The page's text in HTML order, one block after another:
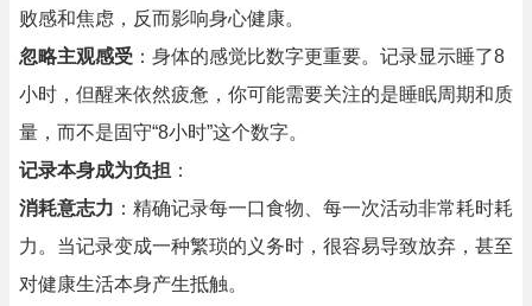
败感和焦虑，反而影响身心健康。
忽略主观感受 ：身体的感觉比数字更重要。记录显示睡了8
小时，但醒来依然疲惫，你可能需要关注的是睡眠周期和质
量，而不是固守“8小时”这个数字。
记录本身成为负担 ：
消耗意志力 ：精确记录每一口食物、每一次活动非常耗时耗
力。当记录变成一种繁琐的义务时，很容易导致放弃，甚至
对健康生活本身产生抵触。